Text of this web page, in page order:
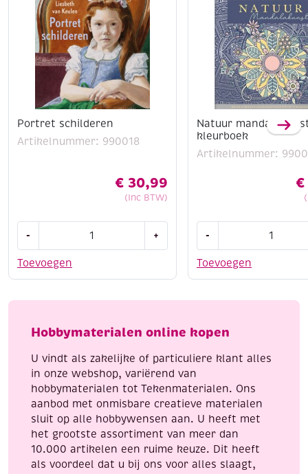
Portret schilderen
Artikelnummer: 990018
€ 30,99
(Inc BTW)
Toevoegen
-
aantal
+
Natuur
kleurboek
Artikelnummer:
€
Toevoegen
-
kleurboek
Hobbymaterialen online kopen
U vindt als zakelijke of particuliere klant alles
in onze webshop, variërend van
hobbymaterialen tot Tekenmaterialen. Ons
aanbod met onmisbare creatieve materialen
sluit op alle hobbywensen aan. U heeft met
het grootste assortiment van meer dan
10.000 artikelen een ruime keuze. Dit heeft
als voordeel dat u bij ons voor alles slaagt,